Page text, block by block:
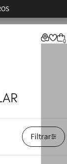
0
Filtrar